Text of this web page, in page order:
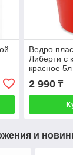
Ведро
Либерти с
красное
2 990₸
и